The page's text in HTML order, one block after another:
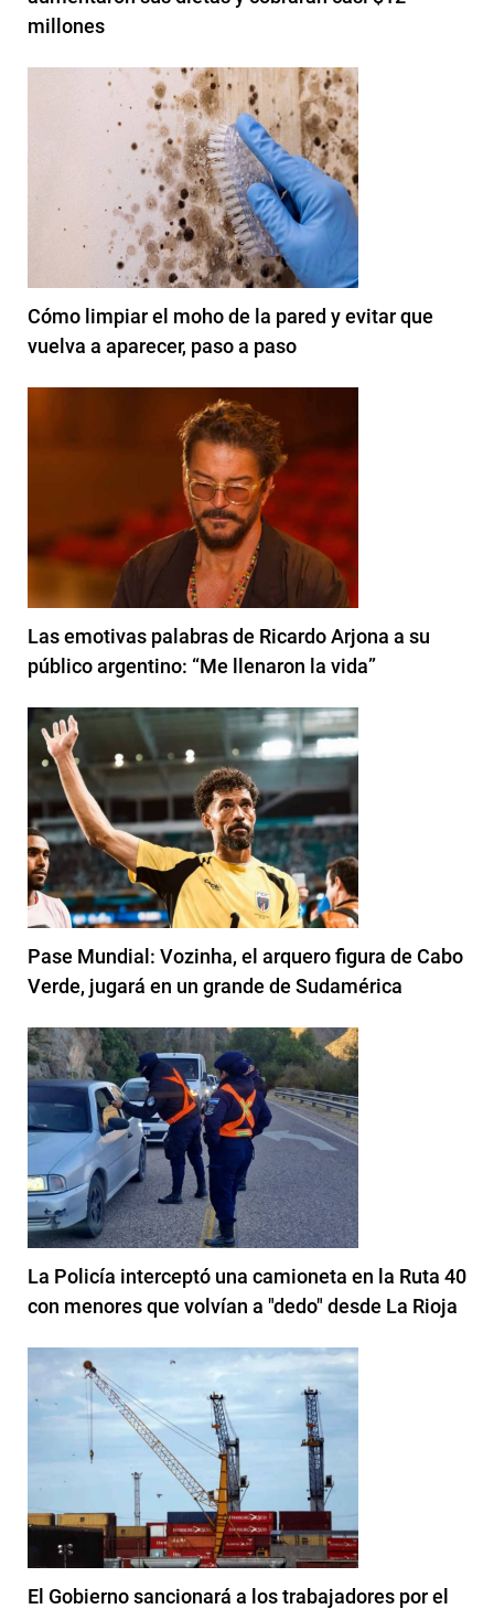
millones
Cómo limpiar el moho de la pared y evitar que
vuelva a aparecer, paso a paso
Las emotivas palabras de Ricardo Arjona a su
público argentino: “Me llenaron la vida”
Pase Mundial: Vozinha, el arquero figura de Cabo
Verde, jugará en un grande de Sudamérica
La Policía interceptó una camioneta en la Ruta 40
con menores que volvían a "dedo" desde La Rioja
El Gobierno sancionará a los trabajadores por el